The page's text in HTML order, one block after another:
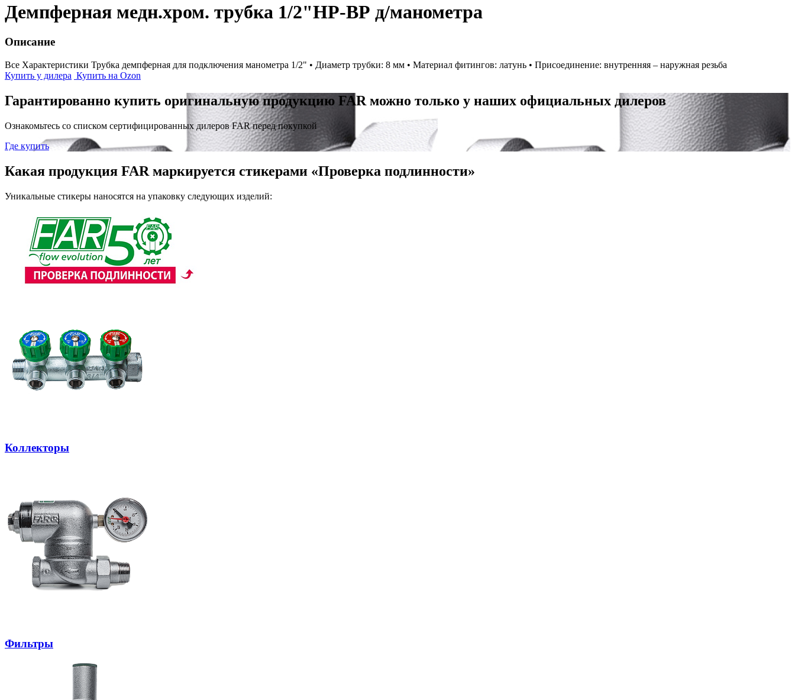
Демпферная медн.хром. трубка 1/2"НР-ВР д/манометра
Описание
Все Характеристики Трубка демпферная для подключения манометра 1/2" • Диаметр трубки: 8 мм • Материал фитингов: латунь • Присоединение: внутренняя – наружная резьба
Купить у дилера Купить на Ozon
Гарантированно купить оригинальную продукцию FAR можно только у наших официальных дилеров
Ознакомьтесь со списком сертифицированных дилеров FAR перед покупкой
Где купить
Какая продукция FAR маркируется стикерами «Проверка подлинности»
Уникальные стикеры наносятся на упаковку следующих изделий:
Коллекторы
Фильтры